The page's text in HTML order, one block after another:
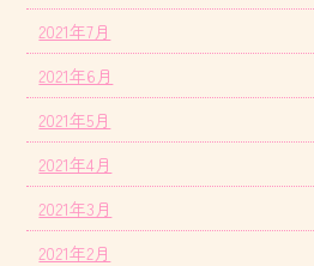
2021年7月
2021年6月
2021年5月
2021年4月
2021年3月
2021年2月